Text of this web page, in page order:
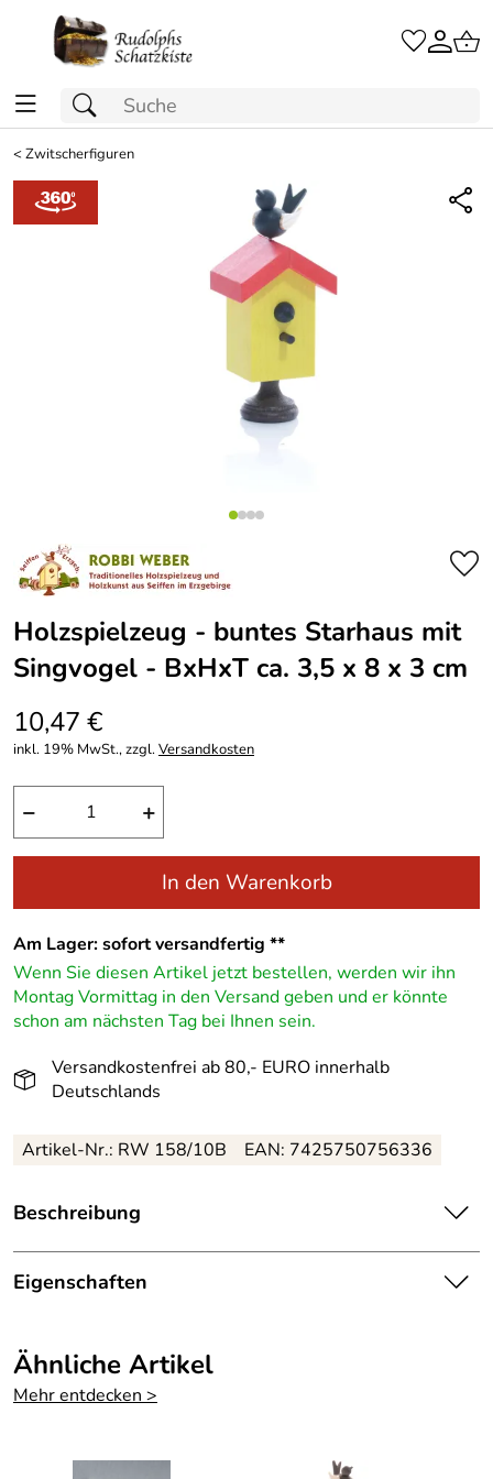
<Zwitscherfiguren
Holzspielzeug - buntes Starhaus mit
Singvogel - BxHxT ca. 3,5 x 8 x 3 cm
10,47 €
inkl. 19% MwSt., zzgl.Versandkosten
− +
In den Warenkorb
Am Lager: sofort versandfertig **
Wenn Sie diesen Artikel jetzt bestellen, werden wir ihn
Montag Vormittag in den Versand geben und er könnte
schon am nächsten Tag bei Ihnen sein.
Versandkostenfrei ab 80,- EURO innerhalb
Deutschlands
Artikel-Nr.: RW 158/10B EAN: 7425750756336
Beschreibung
Starhaus mit Singvogel Bunt – Höhe ca. 8 cm
Kinderherzen höher schlagen lässt. Durch leichtes Drehen
am Fuß des Hauses wird ein hoher Ton erzeugt, der an den
Gesang eines Vogels erinnert. Mit einer Höhe von ca. 8 cm
Eigenschaften
Herstellungsort
:
Kurort Seiffen
Ähnliche Artikel
Mehr entdecken >